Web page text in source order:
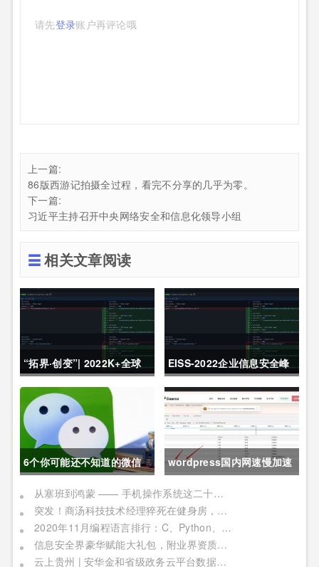
请先登录账户再评论哦
上一篇:
86版西游记拍摄全过程，看完不分享的几乎为零。
下一篇:
习近平主持召开中央网络安全和信息化领导小组
相关文章阅读
“拓界·创变”| 2022K+全球
软件研发行业创新峰会上海
站敬请期待！
EISS-2022企业信息安全峰
会之深圳站 10月28日成功
举办
6个你可能还不知道的微信
冷知识，每一个都令人相见
恨晚
wordpress国内网速慢加速
及防DDOS攻击快速CF切换
教程
从塞班到鸿蒙 —— 手机操作系统这二十年历程
突发！商汤科技技术经理猝死在健身房，网友：996福报何时是个头
2020年11月编程语言排行：C、Python、Java
信息安全界豪华赋能大礼包，附业界资质证书备考指南！
云上贵州 | 安华金和省级政务云平台数据安全实践